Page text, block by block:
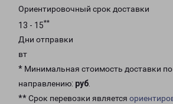
Ориентировочный срок доставки
13 - 15**
Дни отправки
вт
* Минимальная стоимость доставки
направлению: руб.
** Срок перевозки является